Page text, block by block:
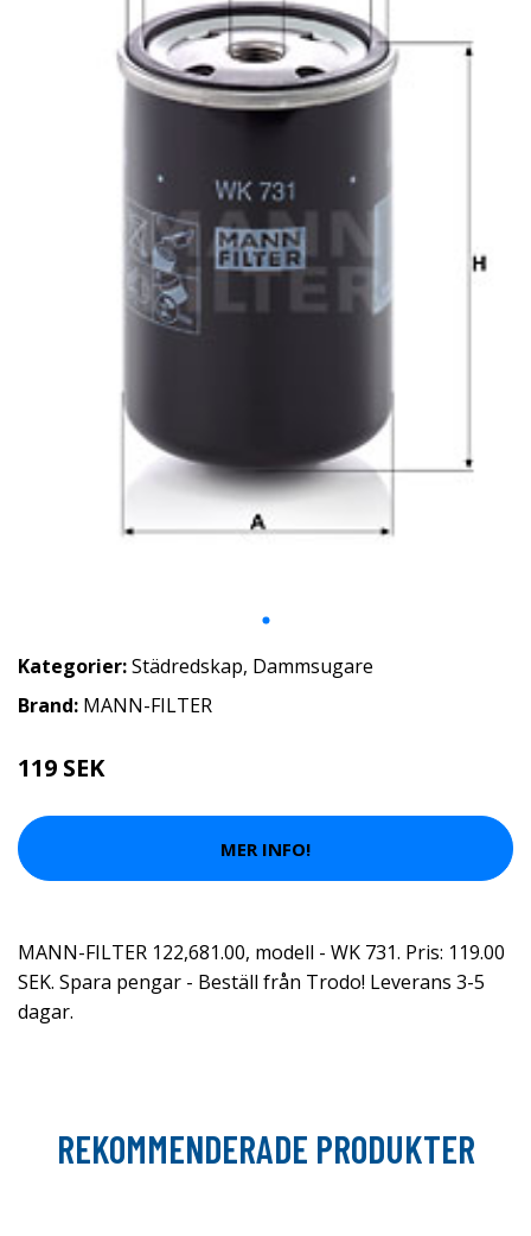
Kategorier:Städredskap, Dammsugare
Brand: MANN-FILTER
119 SEK
MER INFO!
MANN-FILTER 122,681.00, modell - WK 731. Pris: 119.00
SEK. Spara pengar - Beställ från Trodo! Leverans 3-5
dagar.
REKOMMENDERADE PRODUKTER